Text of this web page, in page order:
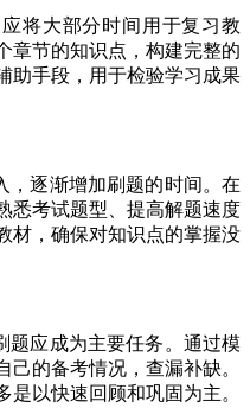
大部分时间用于复习教
章节的知识点，构建完整的
助手段，用于检验学习成果
逐渐增加刷题的时间。在
悉考试题型、提高解题速度
材，确保对知识点的掌握没
应成为主要任务。通过模
的备考情况，查漏补缺。
以快速回顾和巩固为主。